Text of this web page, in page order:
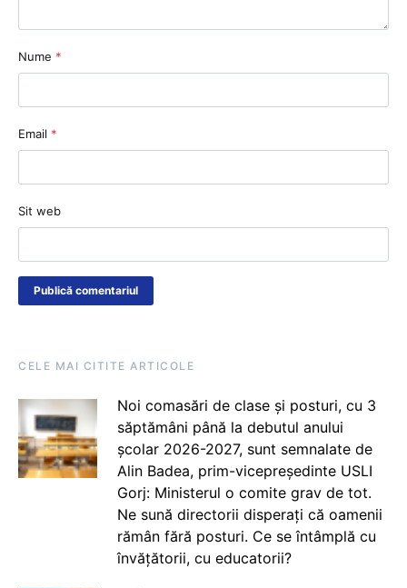
Nume *
Email *
Sit web
CELE MAI CITITE ARTICOLE
Noi comasări de clase și posturi, cu 3
săptămâni până la debutul anului
școlar 2026-2027, sunt semnalate de
Alin Badea, prim-vicepreședinte USLI
Gorj: Ministerul o comite grav de tot.
Ne sună directorii disperați că oamenii
rămân fără posturi. Ce se întâmplă cu
învățătorii, cu educatorii?